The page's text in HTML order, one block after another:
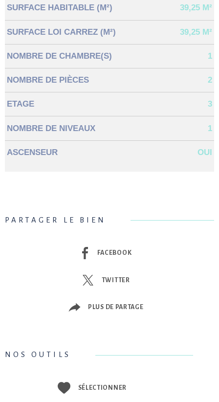
SURFACE HABITABLE (M²) 39,25 M²
SURFACE LOI CARREZ (M²) 39,25 M²
NOMBRE DE CHAMBRE(S) 1
NOMBRE DE PIÈCES 2
ETAGE 3
NOMBRE DE NIVEAUX 1
ASCENSEUR OUI
PARTAGER LE BIEN
FACEBOOK
TWITTER
PLUS DE PARTAGE
NOS OUTILS
SÉLECTIONNER